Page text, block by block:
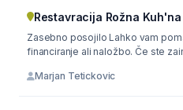
Restavracija Rožna Kuh'na
Zasebno posojilo Lahko vam
financiranje ali naložbo. Če ste
Marjan Tetickovic